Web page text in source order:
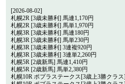
[2026-08-02]
札幌2R [3歳未勝利] 馬連1,170円
札幌2R [3歳未勝利] 馬単1,970円
札幌3R [3歳未勝利] 馬連180円
札幌3R [3歳未勝利] 馬単230円
札幌3R [3歳未勝利] 3連複920円
札幌3R [3歳未勝利] 3連単2,260円
札幌5R [2歳新馬] 馬連1,410円
札幌5R [2歳新馬] 馬単2,380円
札幌10R ポプラステークス[3歳上3勝クラス